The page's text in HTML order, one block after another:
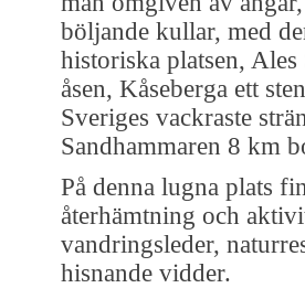
böljande kullar, med
historiska platsen, Ales
åsen, Kåseberga ett
Sveriges vackraste
Sandhammaren 8 km
På denna lugna plats
återhämtning och
vandringsleder,
hisnande vidder.